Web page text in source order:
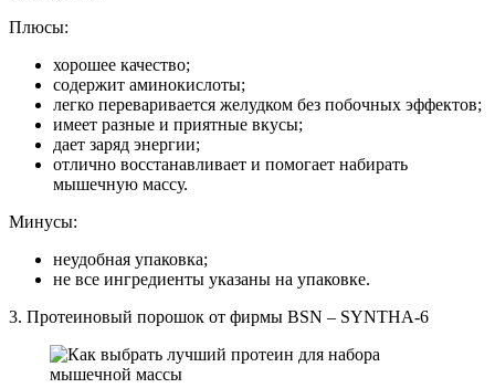
Плюсы:
хорошее качество;
содержит аминокислоты;
легко переваривается желудком без побочных эффектов;
имеет разные и приятные вкусы;
дает заряд энергии;
отлично восстанавливает и помогает набирать
мышечную массу.
Минусы:
неудобная упаковка;
не все ингредиенты указаны на упаковке.
3. Протеиновый порошок от фирмы BSN – SYNTHA-6